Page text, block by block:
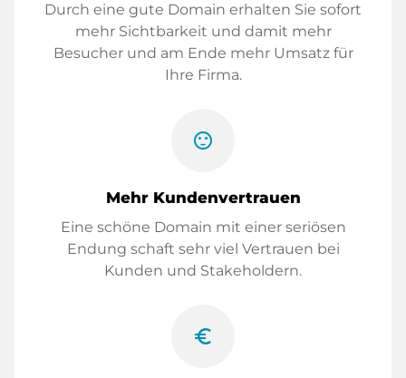
Durch eine gute Domain erhalten Sie sofort
mehr Sichtbarkeit und damit mehr
Besucher und am Ende mehr Umsatz für
Ihre Firma.
sentiment_satisfied
Mehr Kundenvertrauen
Eine schöne Domain mit einer seriösen
Endung schaft sehr viel Vertrauen bei
Kunden und Stakeholdern.
euro_symbol